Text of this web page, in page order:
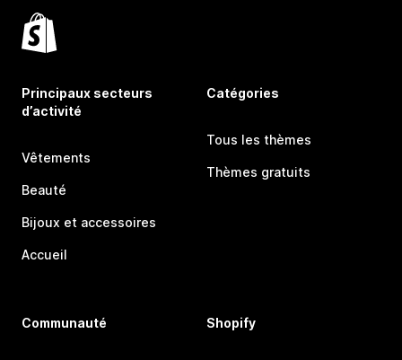
Principaux secteurs
d’activité
Vêtements
Beauté
Bijoux et accessoires
Accueil
Catégories
Tous les thèmes
Thèmes gratuits
Communauté Shopify